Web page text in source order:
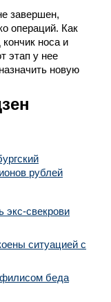
завершен,
операций. Как
носа и
этап у нее
новую
рублей
экс-свекрови
ситуацией с
беда